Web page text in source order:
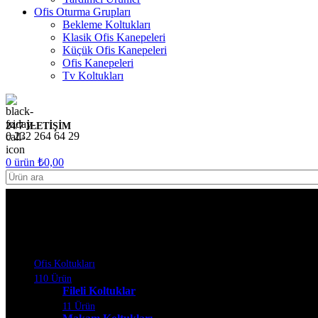
Ofis Oturma Grupları
Bekleme Koltukları
Klasik Ofis Kanepeleri
Küçük Ofis Kanepeleri
Ofis Kanepeleri
Tv Koltukları
24/7 İLETİŞİM
0 232 264 64 29
0 ürün ₺0,00
Ofis Koltukları
110 Ürün
Fileli Koltuklar
11 Ürün